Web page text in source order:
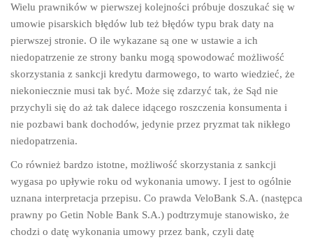
Wielu prawników w pierwszej kolejności próbuje doszukać się w
umowie pisarskich błędów lub też błędów typu brak daty na
pierwszej stronie. O ile wykazane są one w ustawie a ich
niedopatrzenie ze strony banku mogą spowodować możliwość
skorzystania z sankcji kredytu darmowego, to warto wiedzieć, że
niekoniecznie musi tak być. Może się zdarzyć tak, że Sąd nie
przychyli się do aż tak dalece idącego roszczenia konsumenta i
nie pozbawi bank dochodów, jedynie przez pryzmat tak nikłego
niedopatrzenia.
Co również bardzo istotne, możliwość skorzystania z sankcji
wygasa po upływie roku od wykonania umowy. I jest to ogólnie
uznana interpretacja przepisu. Co prawda VeloBank S.A. (następca
prawny po Getin Noble Bank S.A.) podtrzymuje stanowisko, że
chodzi o datę wykonania umowy przez bank, czyli datę